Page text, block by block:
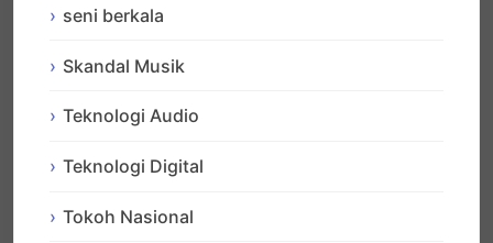
seni berkala
Skandal Musik
Teknologi Audio
Teknologi Digital
Tokoh Nasional